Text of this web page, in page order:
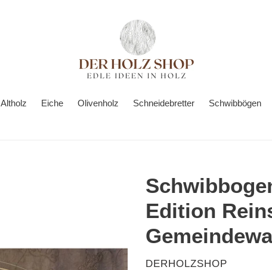
Altholz Eiche Olivenholz Schneidebretter Schwibbögen
Edition
VERKÄUFER
DERHOLZSHOP